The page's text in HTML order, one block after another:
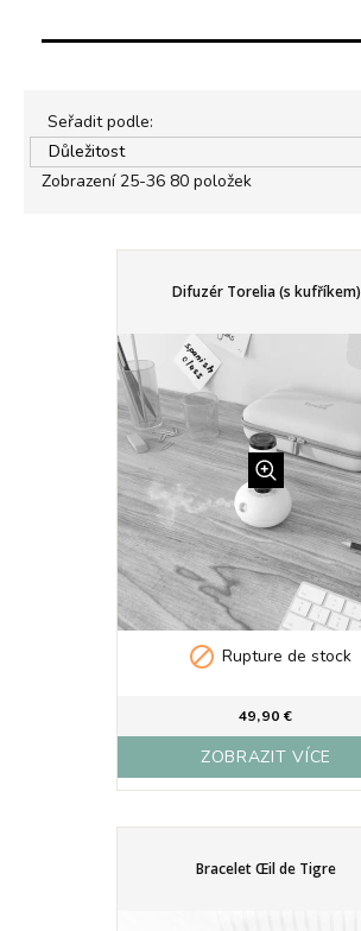
Seřadit podle:
Důležitost
Zobrazení 25-36 80 položek
Difuzér Torelia (s kufříkem)
 Rupture de stock
49,90 €
ZOBRAZIT VÍCE
Bracelet Œil de Tigre